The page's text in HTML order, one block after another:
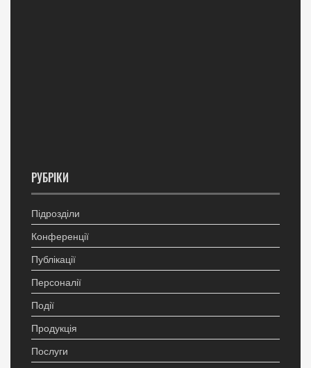
РУБРІКИ
Підрозділи
Конференції
Публікації
Персоналії
Події
Продукція
Послуги